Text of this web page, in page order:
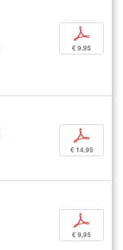
p
€ 9,95
p
€ 14,95
p
€ 9,95